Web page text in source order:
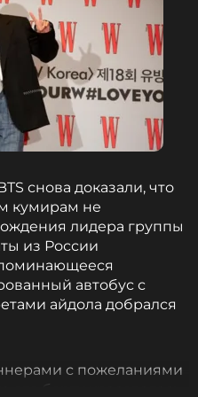
показ, Чонгук
поклон в знак
Calvin Klein уже
в соцсетях,
и мощно: «Чонгук
Klein весна 2026 от
BTS завершили
к
половине 2026
возвращает себе
и музыки.
снова доказали, что
кумирам не
лидера группы
из России
автобус с
айдола добрался
с пожеланиями
его борту красовалась